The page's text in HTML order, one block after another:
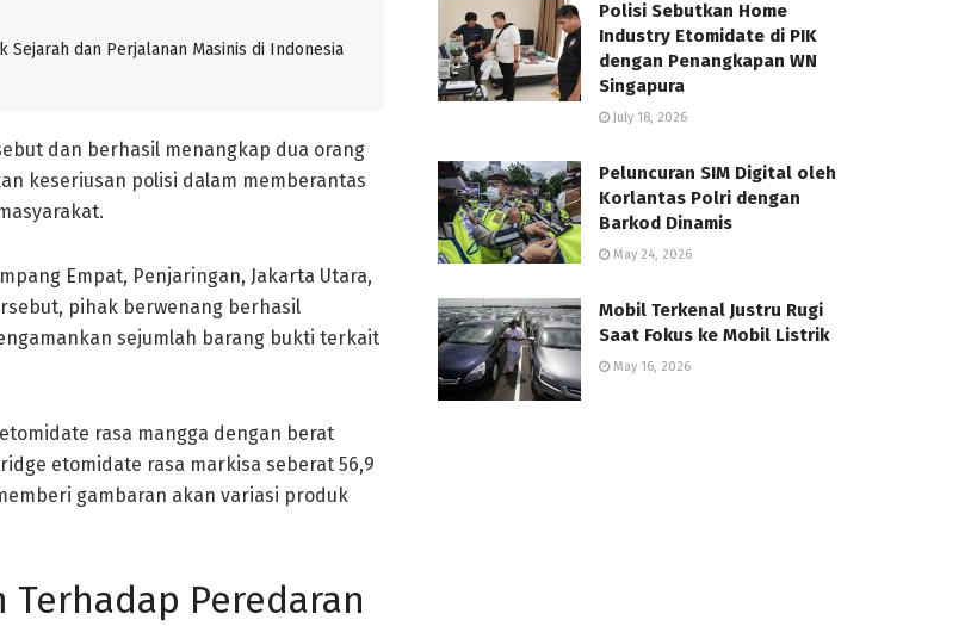
Sejarah dan Perjalanan Masinis di Indonesia
dan berhasil menangkap dua orang
keseriusan polisi dalam memberantas
Empat, Penjaringan, Jakarta Utara,
pihak berwenang berhasil
sejumlah barang bukti terkait
rasa mangga dengan berat
etomidate rasa markisa seberat 56,9
gambaran akan variasi produk
Terhadap Peredaran
Polisi Sebutkan Home
Industry Etomidate di PIK
dengan Penangkapan WN
Singapura
July 18, 2026
Peluncuran SIM Digital oleh
Korlantas Polri dengan
Barkod Dinamis
May 24, 2026
Mobil Terkenal Justru Rugi
Saat Fokus ke Mobil Listrik
May 16, 2026